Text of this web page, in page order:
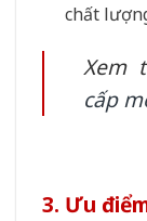
chất
Xem
cấp
3. Ưu